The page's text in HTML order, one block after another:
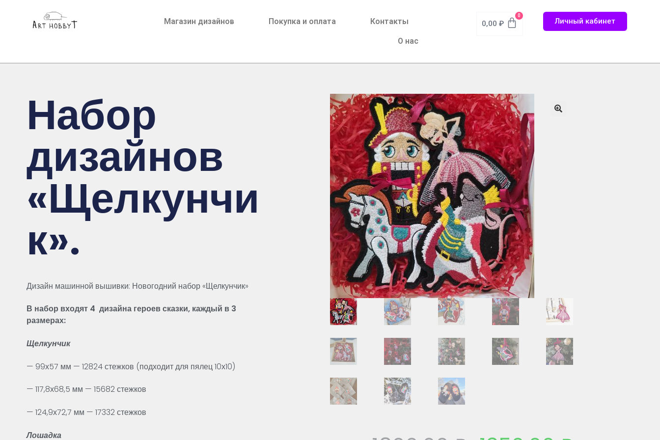
Магазин дизайнов Покупка и оплата Контакты
О нас
0,00 ₽
0
Личный кабинет
Набор
дизайнов
«Щелкунчи
к».
Дизайн машинной вышивки: Новогодний набор «Щелкунчик»
В набор входят 4 дизайна героев сказки, каждый в 3
размерах:
Щелкунчик
— 99х57 мм — 12824 стежков (подходит для пялец 10х10)
— 117,8х68,5 мм — 15682 стежков
— 124,9х72,7 мм — 17332 стежков
Лошадка